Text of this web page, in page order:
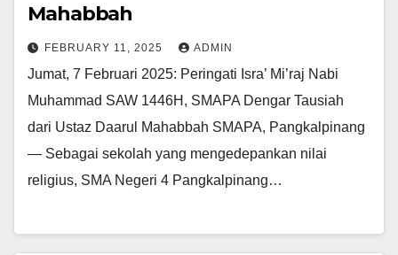
Mahabbah
FEBRUARY 11, 2025 ADMIN
Jumat, 7 Februari 2025: Peringati Isra’ Mi’raj Nabi
Muhammad SAW 1446H, SMAPA Dengar Tausiah
dari Ustaz Daarul Mahabbah SMAPA, Pangkalpinang
— Sebagai sekolah yang mengedepankan nilai
religius, SMA Negeri 4 Pangkalpinang…